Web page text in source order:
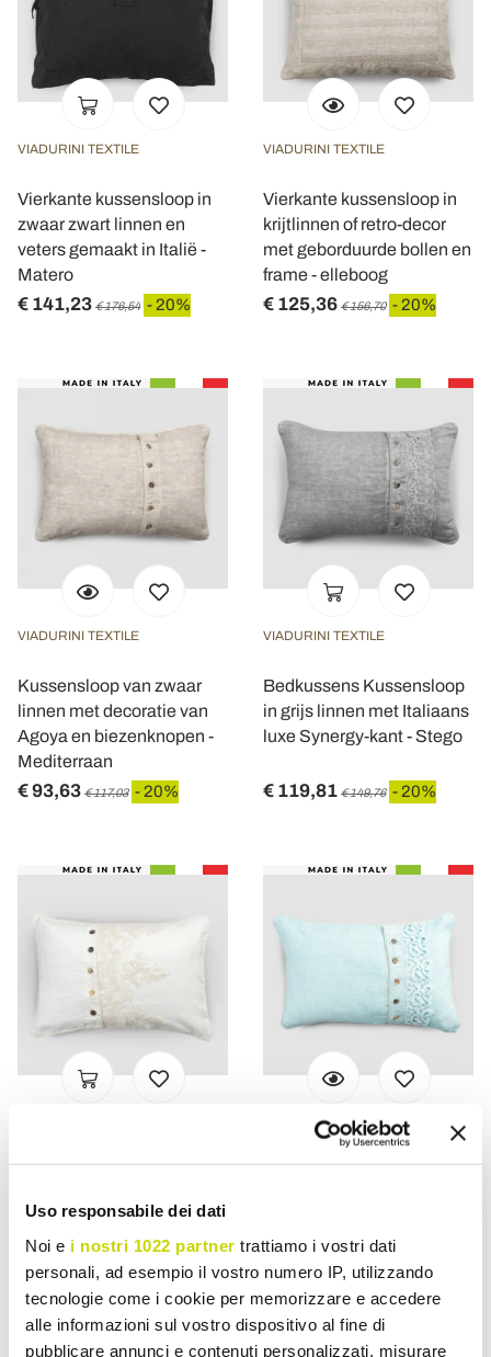
Uso responsabile dei dati
Noi e i nostri 1022 partner trattiamo i vostri dati
personali, ad esempio il vostro numero IP, utilizzando
tecnologie come i cookie per memorizzare e accedere
alle informazioni sul vostro dispositivo al fine di
pubblicare annunci e contenuti personalizzati, misurare
VIADURINI TEXTILE
Vierkante kussensloop in
zwaar zwart linnen en
veters gemaakt in Italië -
Matero
€ 141,23 € 176,54 - 20%
VIADURINI TEXTILE
Vierkante kussensloop in
krijtlinnen of retro-decor
met geborduurde bollen en
frame - elleboog
€ 125,36 € 156,70 - 20%
VIADURINI TEXTILE
Kussensloop van zwaar
linnen met decoratie van
Agoya en biezenknopen -
Mediterraan
€ 93,63 € 117,03 - 20%
VIADURINI TEXTILE
Bedkussens Kussensloop
in grijs linnen met Italiaans
luxe Synergy-kant - Stego
€ 119,81 € 149,76 - 20%
kant in wit linnen dessin
voor bed - Gioiano
€ 128,54 € 160,67 - 20%
VIADURINI TEXTILE
Stego
€ 114,26 € 142,82 - 20%